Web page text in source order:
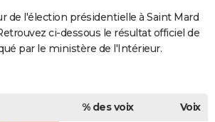
de l'élection présidentielle à Saint Mard
ci-dessous le résultat officiel de
par le ministère de l'Intérieur.
% des voix
Voix